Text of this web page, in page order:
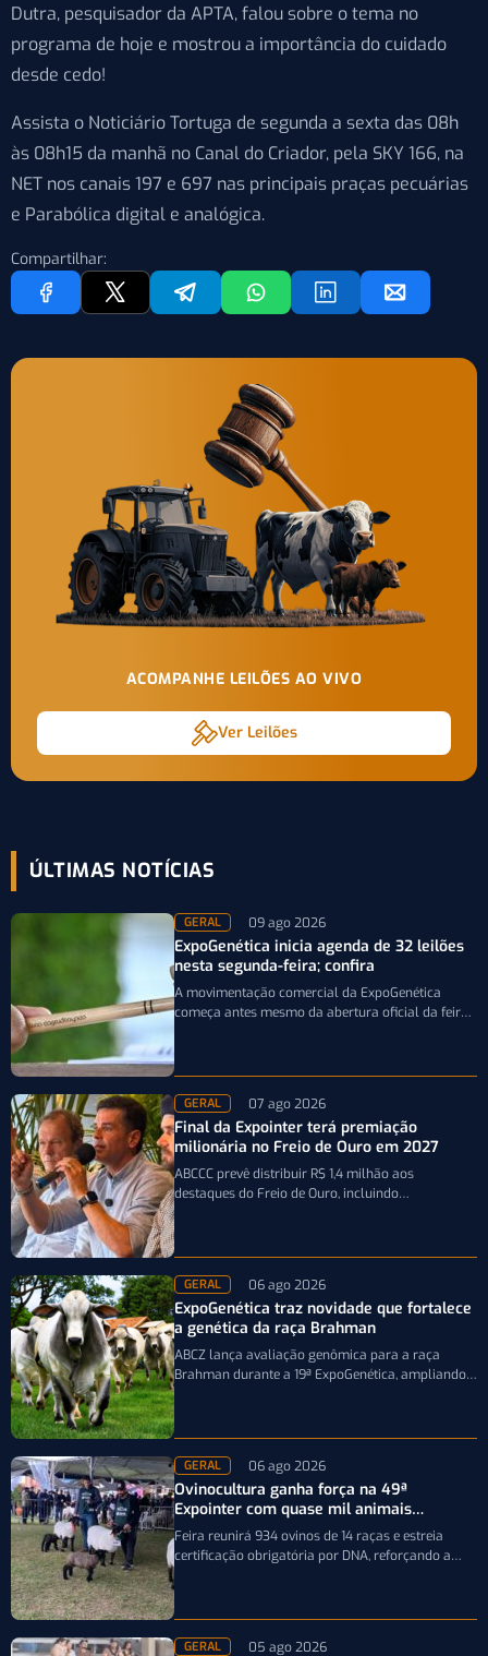
Dutra, pesquisador da APTA, falou sobre o tema no
programa de hoje e mostrou a importância do cuidado
desde cedo!
Assista o Noticiário Tortuga de segunda a sexta das 08h
às 08h15 da manhã no Canal do Criador, pela SKY 166, na
NET nos canais 197 e 697 nas principais praças pecuárias
e Parabólica digital e analógica.
Compartilhar:
ACOMPANHE LEILÕES AO VIVO
Ver Leilões
ÚLTIMAS NOTÍCIAS
GERAL 09 ago 2026
ExpoGenética inicia agenda de 32 leilões
nesta segunda-feira; confira
A movimentação comercial da ExpoGenética
começa antes mesmo da abertura oficial da feira.
GERAL 07 ago 2026
Final da Expointer terá premiação
milionária no Freio de Ouro em 2027
ABCCC prevê distribuir R$ 1,4 milhão aos
destaques do Freio de Ouro, incluindo
GERAL 06 ago 2026
ExpoGenética traz novidade que fortalece
a genética da raça Brahman
ABCZ lança avaliação genômica para a raça
Brahman durante a 19ª ExpoGenética, ampliando a
GERAL 06 ago 2026
Ovinocultura ganha força na 49ª
Expointer com quase mil animais
inscritos
Feira reunirá 934 ovinos de 14 raças e estreia
certificação obrigatória por DNA, reforçando a
GERAL 05 ago 2026